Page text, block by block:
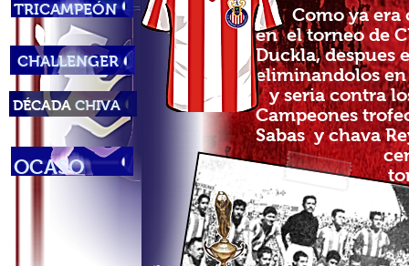
Como ya era
en el torneo de
Duckla, despues
eliminandolos
y seria contra
Campeones
Sabas y chava
torneo vs
iniciar el
de
buen
TRICAMPEÓN
CHALLENGER
DÉCADA CHIVA
OCASO